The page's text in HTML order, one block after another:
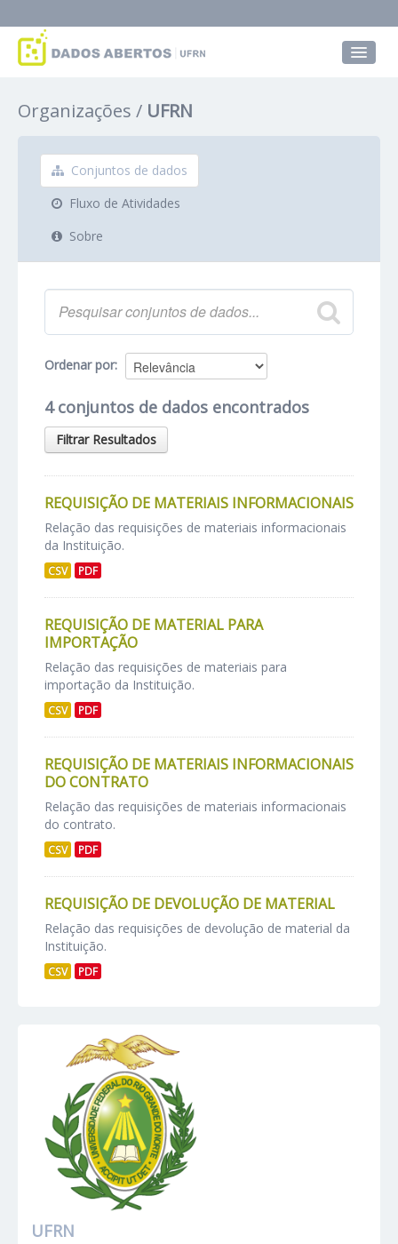
Grupos
Sobre
Organizações UFRN
Conjuntos de dados
Fluxo de Atividades
Sobre
Ordenar por
4 conjuntos de dados encontrados
Filtrar Resultados
REQUISIÇÃO DE MATERIAIS INFORMACIONAIS
Relação das requisições de materiais informacionais
da Instituição.
CSV PDF
REQUISIÇÃO DE MATERIAL PARA
IMPORTAÇÃO
Relação das requisições de materiais para
importação da Instituição.
CSV PDF
REQUISIÇÃO DE MATERIAIS INFORMACIONAIS
DO CONTRATO
Relação das requisições de materiais informacionais
do contrato.
CSV PDF
REQUISIÇÃO DE DEVOLUÇÃO DE MATERIAL
Relação das requisições de devolução de material da
Instituição.
CSV PDF
UFRN